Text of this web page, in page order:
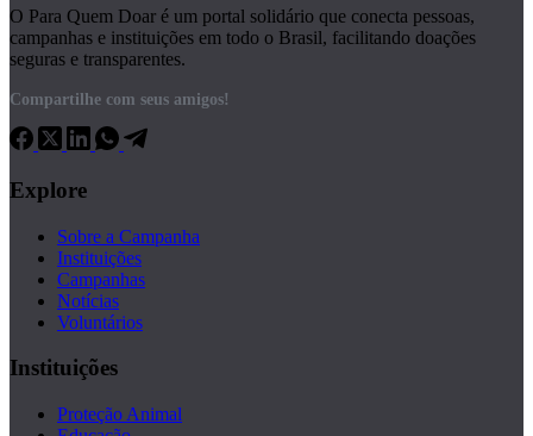
O Para Quem Doar é um portal solidário que conecta pessoas,
campanhas e instituições em todo o Brasil, facilitando doações
seguras e transparentes.
Compartilhe com seus amigos!
Explore
Sobre a Campanha
Instituições
Campanhas
Notícias
Voluntários
Instituições
Proteção Animal